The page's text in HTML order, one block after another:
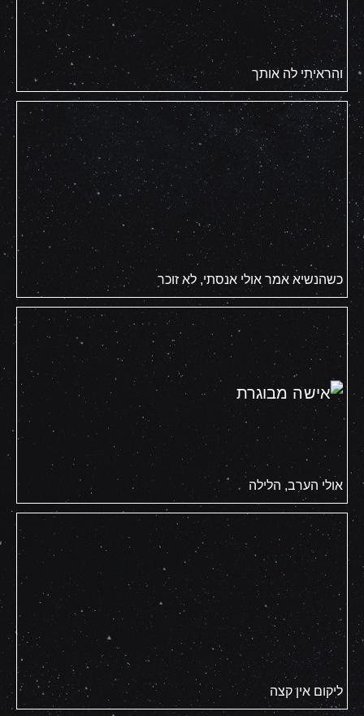
והראיתי לה אותך
כשהנשיא אמר אולי אנסתי, לא זוכר
אולי הערב, הלילה
ליקום אין קצה